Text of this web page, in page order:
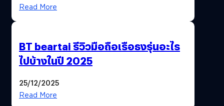
Read More
BT beartai รีวิวมือถือเรือธงรุ่นอะไร
ไปบ้างในปี 2025
25/12/2025
Read More